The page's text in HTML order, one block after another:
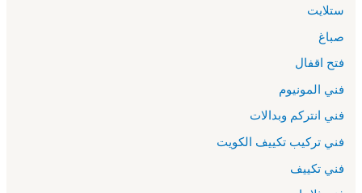
ستلايت
صباغ
فتح اقفال
فني المونيوم
فني انتركم وبدالات
فني تركيب تكييف الكويت
فني تكييف